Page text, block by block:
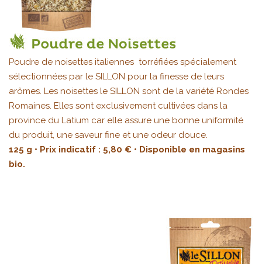
Poudre de noisettes italiennes torréfiées spécialement
sélectionnées par le SILLON pour la finesse de leurs
arômes. Les noisettes le SILLON sont de la variété Rondes
Romaines. Elles sont exclusivement cultivées dans la
province du Latium car elle assure une bonne uniformité
du produit, une saveur fine et une odeur douce.
125 g • Prix indicatif : 5,80 € • Disponible en magasins
bio.